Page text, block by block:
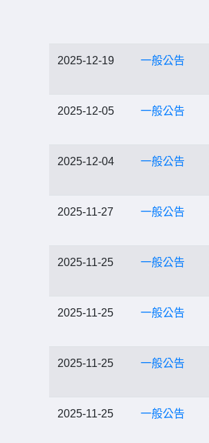
2025-12-19 一般公告
2025-12-05 一般公告
2025-12-04 一般公告
2025-11-27 一般公告
2025-11-25 一般公告
2025-11-25 一般公告
2025-11-25 一般公告
2025-11-25 一般公告